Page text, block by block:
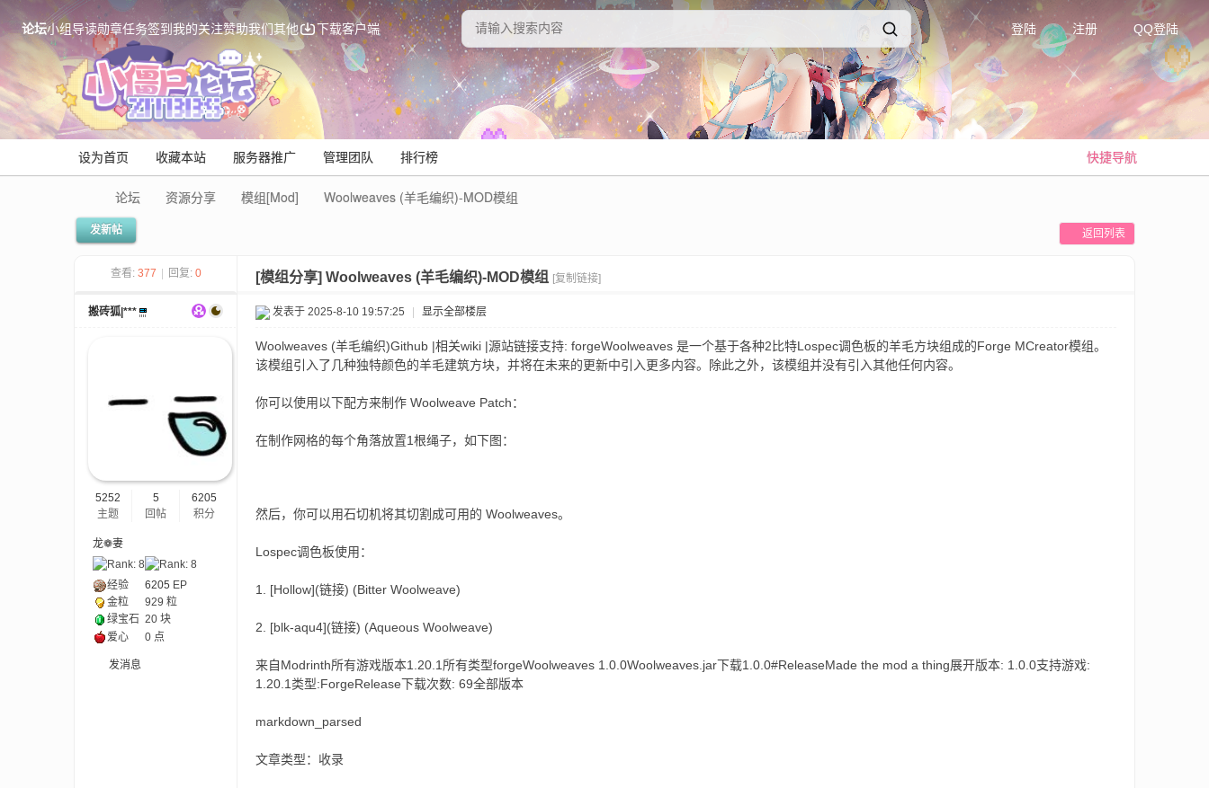
论坛小组导读勋章任务签到我的关注赞助我们其他 下载客户端 登陆 注册 QQ登陆
快捷导航
设为首页 收藏本站 服务器推广 管理团队 排行榜
论坛 资源分享 模组[Mod] Woolweaves (羊毛编织)-MOD模组
返回列表
发新帖
查看: 377 回复: 0 [模组分享] Woolweaves (羊毛编织)-MOD模组 [复制链接]
搬砖狐|***
5252
主题
5
回帖
6205
积分
龙❁妻
经验 6205 EP
金粒
929 粒
绿宝石 20 块
爱心
0 点
发消息
发表于 2025-8-10 19:57:25 显示全部楼层
Woolweaves (羊毛编织)Github |相关wiki |源站链接支持: forgeWoolweaves 是一个基于各种2比特Lospec调色板的羊毛方块组成的Forge MCreator模组。
该模组引入了几种独特颜色的羊毛建筑方块，并将在未来的更新中引入更多内容。除此之外，该模组并没有引入其他任何内容。
你可以使用以下配方来制作 Woolweave Patch：
在制作网格的每个角落放置1根绳子，如下图：
然后，你可以用石切机将其切割成可用的 Woolweaves。
Lospec调色板使用：
1. [Hollow](链接) (Bitter Woolweave)
2. [blk-aqu4](链接) (Aqueous Woolweave)
来自Modrinth所有游戏版本1.20.1所有类型forgeWoolweaves 1.0.0Woolweaves.jar下载1.0.0#ReleaseMade the mod a thing展开版本: 1.0.0支持游戏:
1.20.1类型:ForgeRelease下载次数: 69全部版本
markdown_parsed
文章类型：收录